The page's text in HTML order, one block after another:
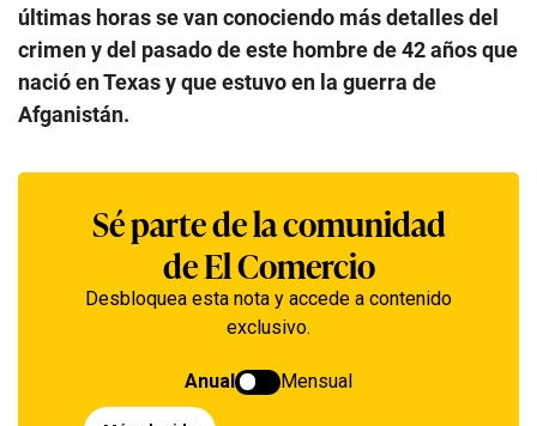
últimas horas se van conociendo más detalles del
crimen y del pasado de este hombre de 42 años que
nació en Texas y que estuvo en la guerra de
Afganistán.